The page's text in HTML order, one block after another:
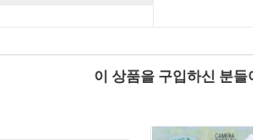
이 상품을 구입하신 분